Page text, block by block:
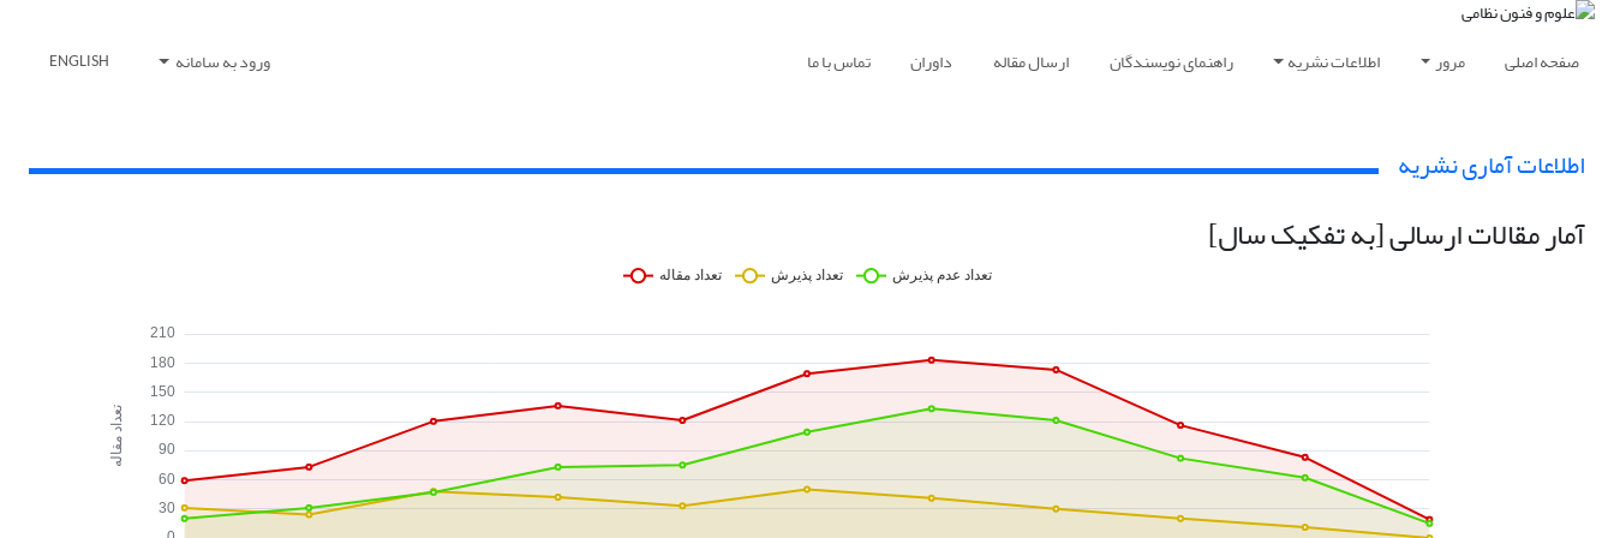
صفحه اصلی مرور اطلاعات نشریه راهنمای نویسندگان ارسال مقاله داوران تماس با ما ورود به سامانه ENGLISH
اطلاعات آماری نشریه
آمار مقالات ارسالی [به تفکیک سال]